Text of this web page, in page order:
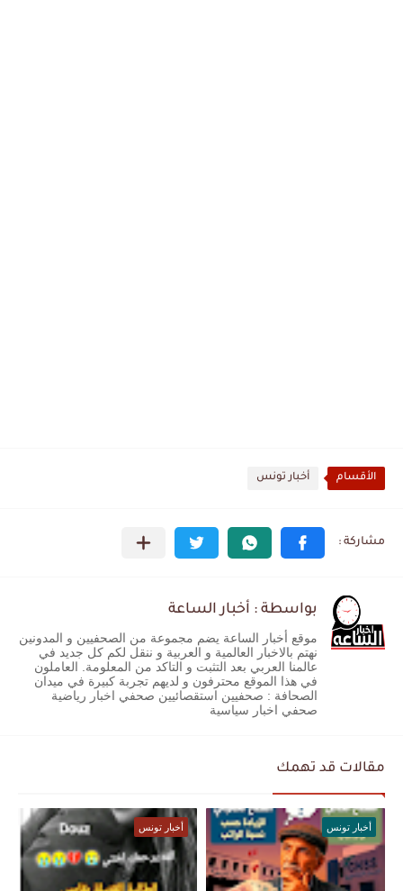
الأقسام أخبار تونس
بواسطة : أخبار الساعة
موقع أخبار الساعة يضم مجموعة من الصحفيين و المدونين
نهتم بالاخبار العالمية و العربية و ننقل لكم كل جديد في
عالمنا العربي بعد التثبت و التاكد من المعلومة. العاملون
في هذا الموقع محترفون و لديهم تجربة كبيرة في ميدان
الصحافة : صحفيين استقصائيين صحفي اخبار رياضية
صحفي اخبار سياسية
مقالات قد تهمك
أخبار تونس أخبار تونس